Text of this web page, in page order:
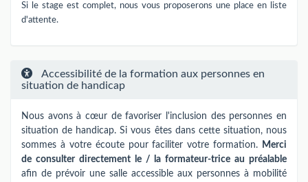
Si le stage est complet, nous vous proposerons une place en liste
d'attente.
Accessibilité de la formation aux personnes en
situation de handicap
Nous avons à cœur de favoriser l'inclusion des personnes en
situation de handicap. Si vous êtes dans cette situation, nous
sommes à votre écoute pour faciliter votre formation. Merci
de consulter directement le / la formateur-trice au préalable
afin de prévoir une salle accessible aux personnes à mobilité